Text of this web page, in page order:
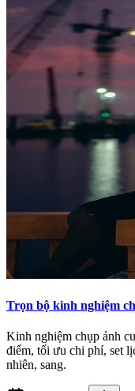
Trọn bộ kinh nghiệm
Kinh nghiệm chụp ảnh
điểm, tối ưu chi phí, set
nhiên, sang.